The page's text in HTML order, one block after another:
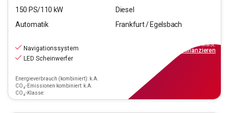
150 PS/110 kW
Diesel
Automatik
Frankfurt / Egelsbach
Navigationssystem
LED Scheinwerfer
Energieverbrauch (kombiniert): k.A.
CO₂-Emissionen kombiniert: k.A.
CO₂-Klasse:
inkl.MwSt.
finanzieren